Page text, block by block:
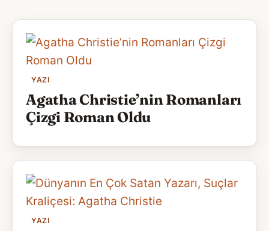
YAZI
Agatha Christie’nin Romanları
Çizgi Roman Oldu
YAZI